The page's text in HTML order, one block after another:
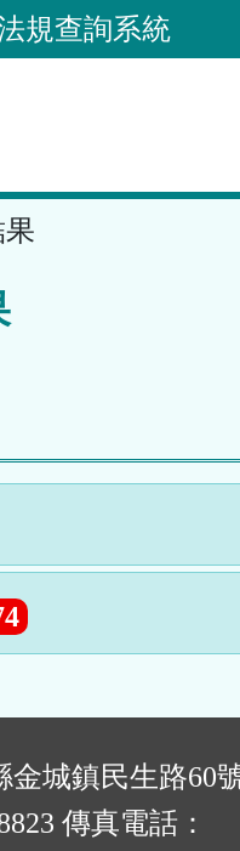
規查詢系統
金城鎮民生路60
傳真電話：